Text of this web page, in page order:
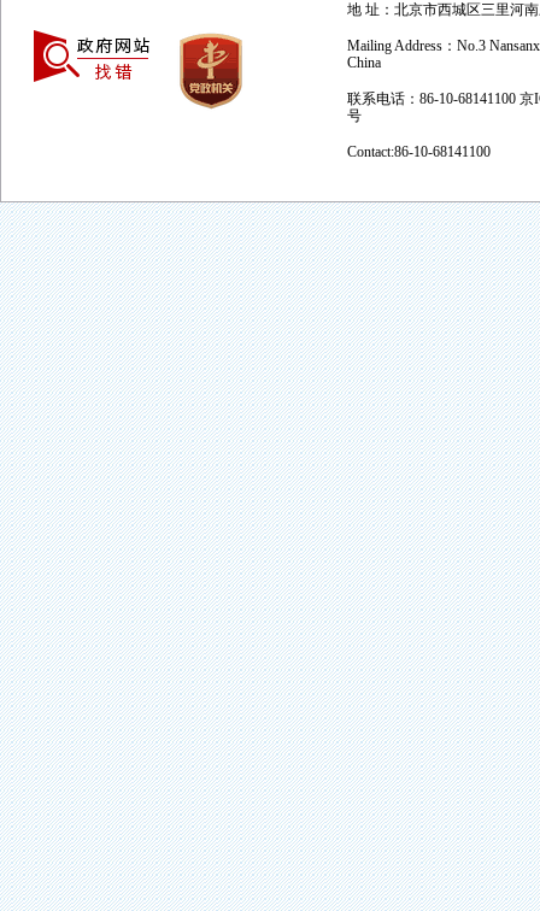
地 址：北京市西城区三里河
Mailing Address：No.3
China
联系电话：86-10-68141100
号
Contact:86-10-68141100